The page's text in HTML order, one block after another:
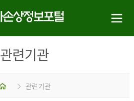
관련기관
홈 관련기관